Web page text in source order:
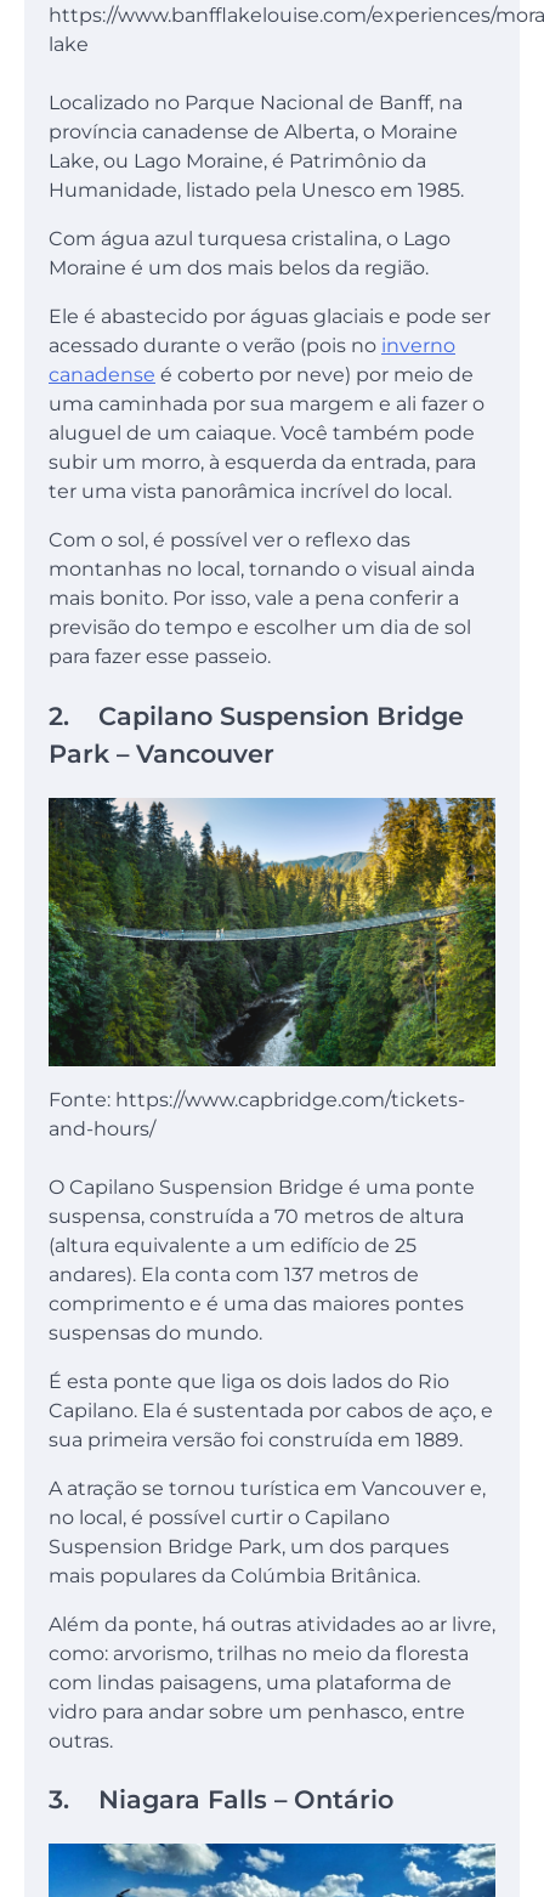
https://www.banfflakelouise.com/experiences/
lake
Localizado no Parque Nacional de Banff, na
província canadense de Alberta, o Moraine
Lake, ou Lago Moraine, é Patrimônio da
Humanidade, listado pela Unesco em 1985.
Com água azul turquesa cristalina, o Lago
Moraine é um dos mais belos da região.
Ele é abastecido por águas glaciais e pode ser
acessado durante o verão (pois no inverno
canadense é coberto por neve) por meio de
uma caminhada por sua margem e ali fazer o
aluguel de um caiaque. Você também pode
subir um morro, à esquerda da entrada, para
ter uma vista panorâmica incrível do local.
Com o sol, é possível ver o reflexo das
montanhas no local, tornando o visual ainda
mais bonito. Por isso, vale a pena conferir a
previsão do tempo e escolher um dia de sol
para fazer esse passeio.
2. Capilano Suspension Bridge
Park – Vancouver
Fonte: https://www.capbridge.com/tickets-
and-hours/
O Capilano Suspension Bridge é uma ponte
suspensa, construída a 70 metros de altura
(altura equivalente a um edifício de 25
andares). Ela conta com 137 metros de
comprimento e é uma das maiores pontes
suspensas do mundo.
É esta ponte que liga os dois lados do Rio
Capilano. Ela é sustentada por cabos de aço, e
sua primeira versão foi construída em 1889.
A atração se tornou turística em Vancouver e,
no local, é possível curtir o Capilano
Suspension Bridge Park, um dos parques
mais populares da Colúmbia Britânica.
Além da ponte, há outras atividades ao ar livre,
como: arvorismo, trilhas no meio da floresta
com lindas paisagens, uma plataforma de
vidro para andar sobre um penhasco, entre
outras.
3. Niagara Falls – Ontário